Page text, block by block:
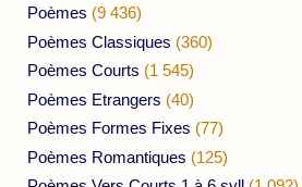
Poèmes (9 436)
Poèmes Classiques (360)
Poèmes Courts (1 545)
Poèmes Etrangers (40)
Poèmes Formes Fixes (77)
Poèmes Romantiques (125)